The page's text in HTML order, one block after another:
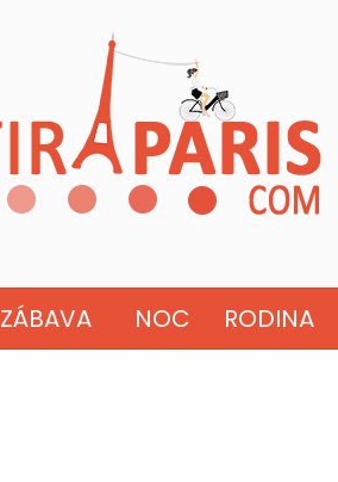
ZÁBAVA NOC RODINA